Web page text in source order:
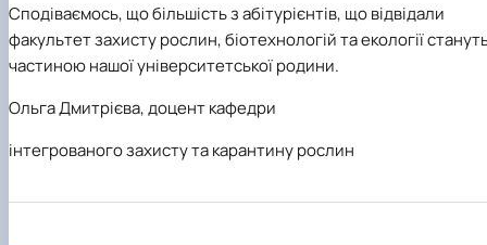
Сподіваємось, що більшість з абітурієнтів, що відвідали
факультет захисту рослин, біотехнологій та екології
частиною нашої університетської родини.
Ольга Дмитрієва, доцент кафедри
інтегрованого захисту та карантину рослин